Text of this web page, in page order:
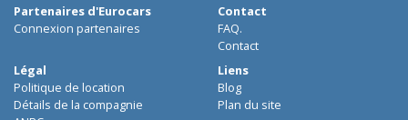
Suceava
Focsani
Targoviste
Ploiesti
Partenaires d'Eurocars
Connexion partenaires
Contact
FAQ.
Contact
Légal
Politique de location
Détails de la compagnie
Liens
Blog
Plan du site